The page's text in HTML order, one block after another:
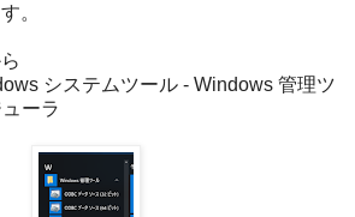
。
システムツール - Windows 管理ツ
ーラ